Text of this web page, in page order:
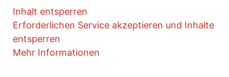
Inhalt entsperren
Erforderlichen Service akzeptieren und Inhalte
entsperren
Mehr Informationen